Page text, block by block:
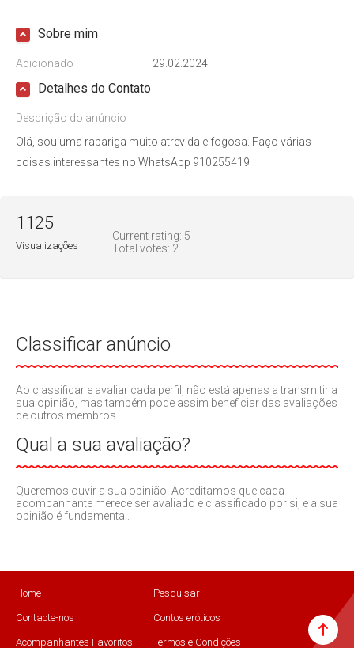
Sobre mim
Adicionado 29.02.2024
Detalhes do Contato
Descrição do anúncio
Olá, sou uma rapariga muito atrevida e fogosa. Faço várias
coisas interessantes no WhatsApp 910255419
Current rating: 5
Total votes: 2
1125
Visualizações
Classificar anúncio
Ao classificar e avaliar cada perfil, não está apenas a transmitir a
sua opinião, mas também pode assim beneficiar das avaliações
de outros membros.
Qual a sua avaliação?
Queremos ouvir a sua opinião! Acreditamos que cada
acompanhante merece ser avaliado e classificado por si, e a sua
opinião é fundamental.
Home Pesquisar
Contacte-nos Contos eróticos
Acompanhantes Favoritos Termos e Condições